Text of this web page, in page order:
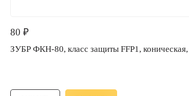
80 ₽
ЗУБР ФКН-80, класс защиты FFP1,